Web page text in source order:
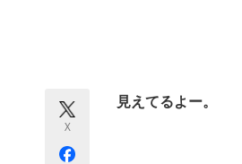
X
見えてるよー。